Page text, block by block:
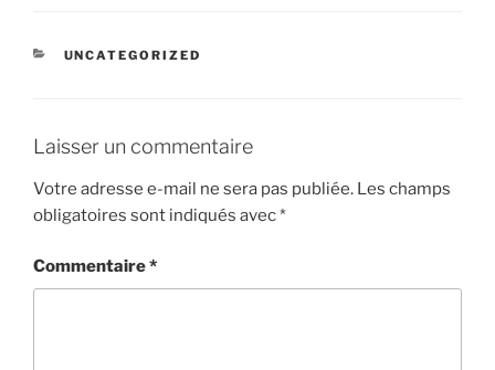
CATÉGORIES
UNCATEGORIZED
Laisser un commentaire
Votre adresse e-mail ne sera pas publiée. Les champs
obligatoires sont indiqués avec*
Commentaire*